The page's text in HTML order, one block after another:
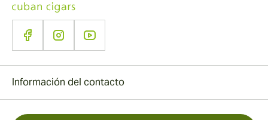
Información del contacto